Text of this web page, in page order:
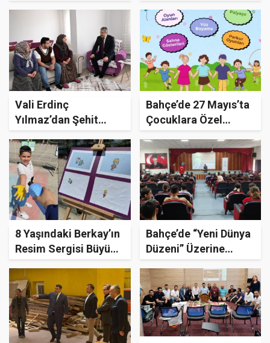
Düzenlendi
Öncesi Haşere
Seferberliği
Vali Erdinç
Yılmaz’dan Şehit
Ailesine Anlamlı
Ziyaret
Bahçe’de 27 Mayıs’ta
Çocuklara Özel
Şenlik Coşkusu!
8 Yaşındaki Berkay’ın
Resim Sergisi Büyük
Bahçe’de “Yeni Dünya
Düzeni” Üzerine
Program